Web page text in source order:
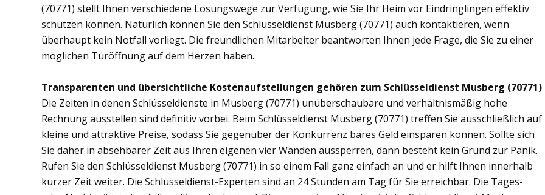
(70771) stellt Ihnen verschiedene Lösungswege zur Verfügung, wie Sie Ihr Heim vor Eindringlingen effektiv
schützen können. Natürlich können Sie den Schlüsseldienst Musberg (70771) auch kontaktieren, wenn
überhaupt kein Notfall vorliegt. Die freundlichen Mitarbeiter beantworten Ihnen jede Frage, die Sie zu einer
möglichen Türöffnung auf dem Herzen haben.
Transparenten und übersichtliche Kostenaufstellungen gehören zum Schlüsseldienst Musberg (70771)
Die Zeiten in denen Schlüsseldienste in Musberg (70771) unüberschaubare und verhältnismäßig hohe
Rechnung ausstellen sind definitiv vorbei. Beim Schlüsseldienst Musberg (70771) treffen Sie ausschließlich auf
kleine und attraktive Preise, sodass Sie gegenüber der Konkurrenz bares Geld einsparen können. Sollte sich
Sie daher in absehbarer Zeit aus Ihren eigenen vier Wänden aussperren, dann besteht kein Grund zur Panik.
Rufen Sie den Schlüsseldienst Musberg (70771) in so einem Fall ganz einfach an und er hilft Ihnen innerhalb
kurzer Zeit weiter. Die Schlüsseldienst-Experten sind an 24 Stunden am Tag für Sie erreichbar. Die Tages-